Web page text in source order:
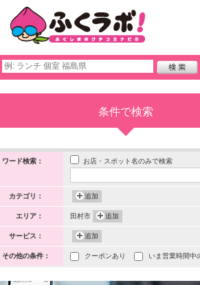
条件で検索
ワード検索： お店・スポット名のみで検索
カテゴリ： 追加
エリア： 田村市 追加
サービス： 追加
その他の条件： クーポンあり いま営業時間中